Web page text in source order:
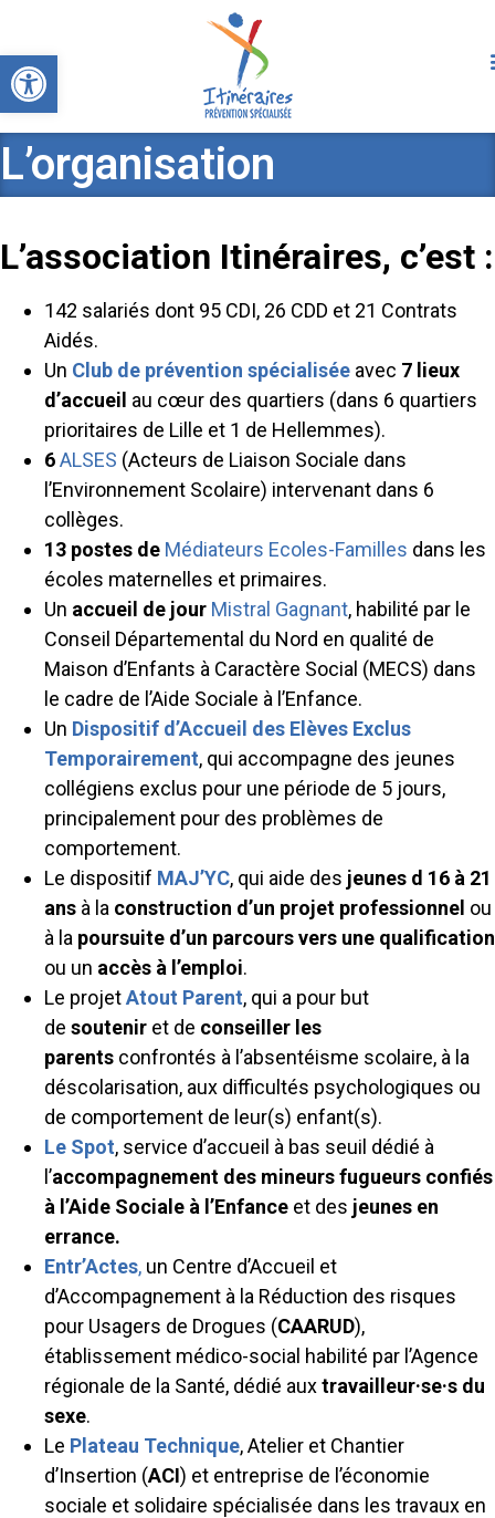
Ouvrir la barre d’outils
L’organisation
L’association Itinéraires, c’est :
142 salariés dont 95 CDI, 26 CDD et 21 Contrats
Aidés.
Un Club de prévention spécialisée avec 7 lieux
d’accueil au cœur des quartiers (dans 6 quartiers
prioritaires de Lille et 1 de Hellemmes).
6ALSES (Acteurs de Liaison Sociale dans
l’Environnement Scolaire) intervenant dans 6
collèges.
13 postes de Médiateurs Ecoles-Familles dans les
écoles maternelles et primaires.
Un accueil de jour Mistral Gagnant, habilité par le
Conseil Départemental du Nord en qualité de
Maison d’Enfants à Caractère Social (MECS) dans
le cadre de l’Aide Sociale à l’Enfance.
Un Dispositif d’Accueil des Elèves Exclus
Temporairement, qui accompagne des jeunes
collégiens exclus pour une période de 5 jours,
principalement pour des problèmes de
comportement.
Le dispositif MAJ’YC, qui aide des jeunes d 16 à 21
ans à la construction d’un projet professionnel ou
à la poursuite d’un parcours vers une qualification
ou un accès à l’emploi.
Le projetAtout Parent, qui a pour but
de soutenir et de conseiller les
parents confrontés à l’absentéisme scolaire, à la
déscolarisation, aux difficultés psychologiques ou
de comportement de leur(s) enfant(s).
Le Spot, service d’accueil à bas seuil dédié à
l’accompagnement des mineurs fugueurs confiés
à l’Aide Sociale à l’Enfance et des jeunes en
errance.
Entr’Actes, un Centre d’Accueil et
d’Accompagnement à la Réduction des risques
pour Usagers de Drogues (CAARUD),
établissement médico-social habilité par l’Agence
régionale de la Santé, dédié auxtravailleur·se·s du
sexe.
Le Plateau Technique, Atelier et Chantier
d’Insertion (ACI) et entreprise de l’économie
sociale et solidaire spécialisée dans les travaux en